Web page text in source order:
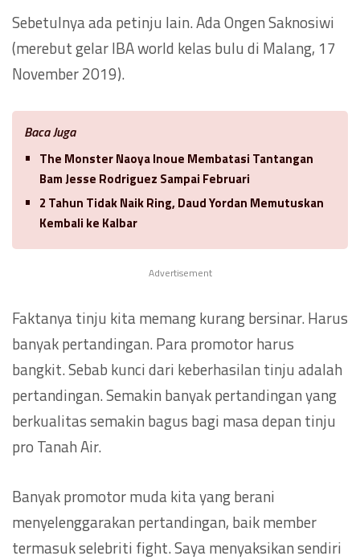
Sebetulnya ada petinju lain. Ada Ongen Saknosiwi
(merebut gelar IBA world kelas bulu di Malang, 17
November 2019).
Baca Juga
The Monster Naoya Inoue Membatasi Tantangan
Bam Jesse Rodriguez Sampai Februari
2 Tahun Tidak Naik Ring, Daud Yordan Memutuskan
Kembali ke Kalbar
Advertisement
Faktanya tinju kita memang kurang bersinar. Harus
banyak pertandingan. Para promotor harus
bangkit. Sebab kunci dari keberhasilan tinju adalah
pertandingan. Semakin banyak pertandingan yang
berkualitas semakin bagus bagi masa depan tinju
pro Tanah Air.
Banyak promotor muda kita yang berani
menyelenggarakan pertandingan, baik member
termasuk selebriti fight. Saya menyaksikan sendiri